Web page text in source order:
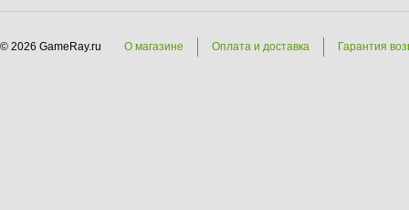
© 2026 GameRay.ru О магазине Оплата и доставка Гарантия